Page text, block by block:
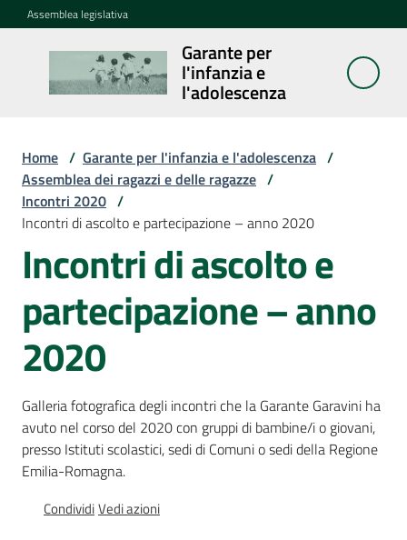
Vai al contenuto
Vai alla navigazione
Vai al footer
Assemblea legislativa
Garante per
l'infanzia e
l'adolescenza
Garante per
l'infanzia e
l'adolescenza
Cosa
fa
Notizie
Agenda
Assemblea
dei
ragazzi
e
delle
ragazze
Menu selezionato
Home / Garante per l'infanzia e l'adolescenza /
Assemblea dei ragazzi e delle ragazze /
Incontri 2020 /
Incontri di ascolto e partecipazione – anno 2020
Incontri di ascolto e
partecipazione – anno
2020
Galleria fotografica degli incontri che la Garante Garavini ha
avuto nel corso del 2020 con gruppi di bambine/i o giovani,
presso Istituti scolastici, sedi di Comuni o sedi della Regione
Emilia-Romagna.
CondividiVedi azioni